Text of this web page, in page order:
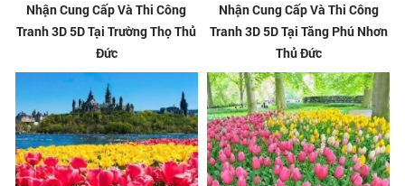
Nhận Cung Cấp Và Thi Công
Tranh 3D 5D Tại Trường Thọ Thủ
Đức
Nhận Cung Cấp Và Thi Công
Tranh 3D 5D Tại Tăng Phú Nhơn
Thủ Đức